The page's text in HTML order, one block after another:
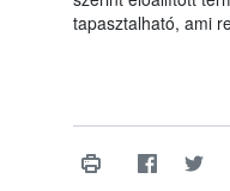
tapasztalható, ami